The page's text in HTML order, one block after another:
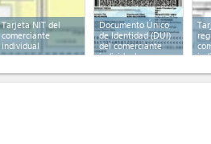
Tarjeta NIT del
comerciante
individual
Documento Único
de Identidad (DUI)
del comerciante
individual